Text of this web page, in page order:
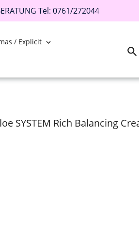
Tel: 0761/272044
/ Explicit
SYSTEM Rich Balancing